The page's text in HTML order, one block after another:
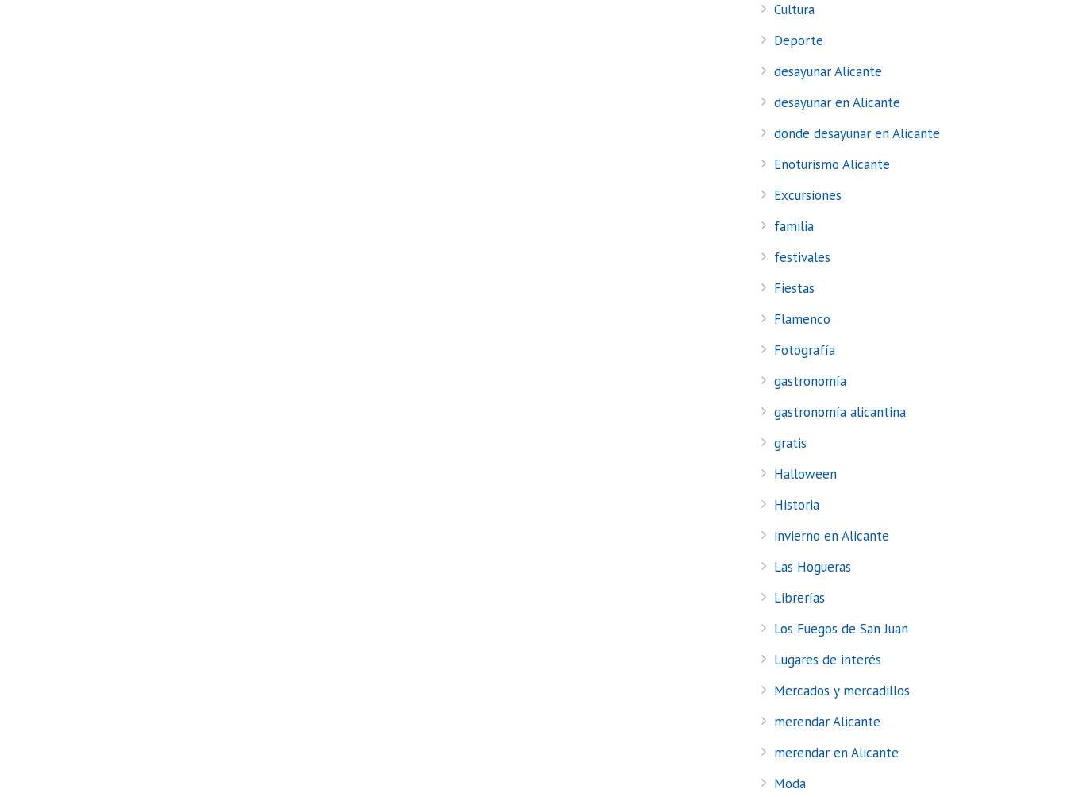
Cultura
Deporte
desayunar Alicante
desayunar en Alicante
donde desayunar en Alicante
Enoturismo Alicante
Excursiones
familia
festivales
Fiestas
Flamenco
Fotografía
gastronomía
gastronomía alicantina
gratis
Halloween
Historia
invierno en Alicante
Las Hogueras
Librerías
Los Fuegos de San Juan
Lugares de interés
Mercados y mercadillos
merendar Alicante
merendar en Alicante
Moda